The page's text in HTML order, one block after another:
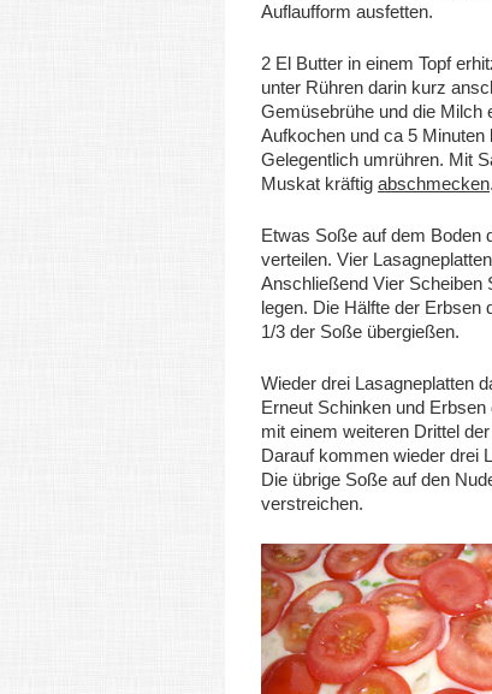
Auflaufform ausfetten.
2 El Butter in einem Topf
unter Rühren darin kurz
Gemüsebrühe und die Milch
Aufkochen und ca 5 Minuten
Gelegentlich umrühren. Mit
Muskat kräftig abschmecken.
Etwas Soße auf dem Boden
verteilen. Vier
Anschließend Vier Scheiben
legen. Die Hälfte der Erbsen
1/3 der Soße übergießen.
Wieder drei Lasagneplatten
Erneut Schinken und Erbsen
mit einem weiteren Drittel
Darauf kommen wieder drei
Die übrige Soße auf den
verstreichen.